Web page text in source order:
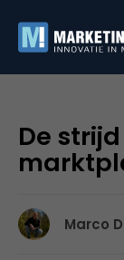
De
Marco